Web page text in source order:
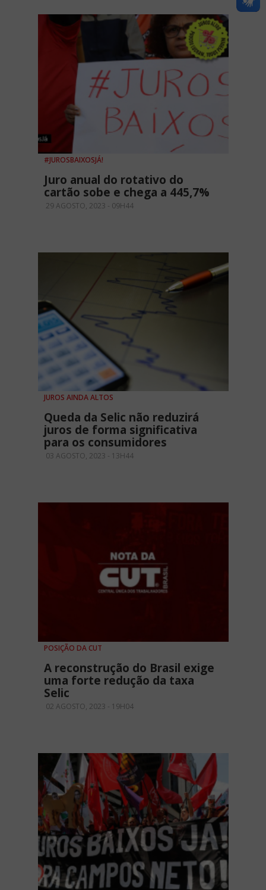
#JUROSBAIXOSJÁ!
Juro anual do rotativo do
cartão sobe e chega a 445,7%
29 AGOSTO, 2023 - 09H44
JUROS AINDA ALTOS
Queda da Selic não reduzirá
juros de forma significativa
para os consumidores
03 AGOSTO, 2023 - 13H44
POSIÇÃO DA CUT
A reconstrução do Brasil exige
uma forte redução da taxa
Selic
02 AGOSTO, 2023 - 19H04